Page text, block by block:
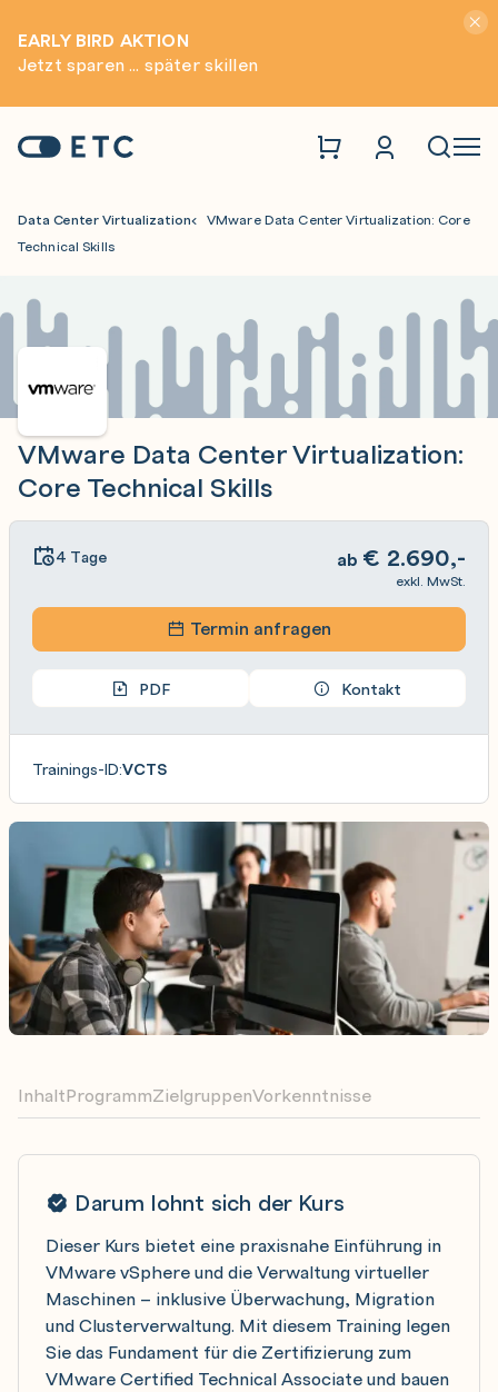
EARLY BIRD AKTION
Jetzt sparen ... später skillen
Startseite: ETC
Data Center Virtualization
VMware Data Center Virtualization: Core
Technical Skills
VMware Data Center Virtualization:
Core Technical Skills
Darum lohnt sich der Kurs
Dieser Kurs bietet eine praxisnahe Einführung in
VMware vSphere und die Verwaltung virtueller
Maschinen – inklusive Überwachung, Migration
und Clusterverwaltung. Mit diesem Training legen
Sie das Fundament für die Zertifizierung zum
VMware Certified Technical Associate und bauen
InhaltProgrammZielgruppenVorkenntnisse
4 Tage ab € 2.690,-
exkl. MwSt.
Termin anfragen
PDF Kontakt
Trainings-ID:VCTS